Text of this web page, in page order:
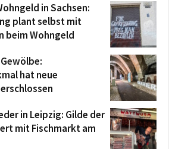
in Sachsen:
plant selbst mit
beim Wohngeld
hat neue
in Leipzig: Gilde der
mit Fischmarkt am